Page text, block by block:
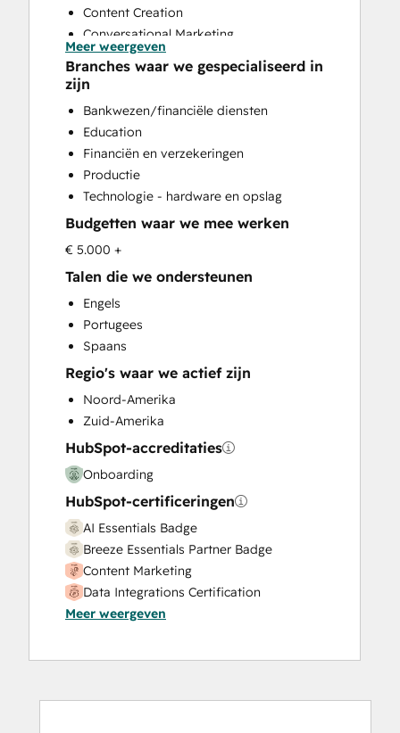
Content Creation
Conversational Marketing
CRM Implementation
CRM Migration
Customer Marketing
Customer Success Training
Customer Support Training
Customer Survey and Analysis
Email Marketing
Full Inbound Marketing Services
Help Desk Implementation
Knowledge Base Development
Sales and Marketing Alignment
Sales Coaching and Training
Sales Enablement
Search Engine Optimization
Social Media
Video Production
Website Design
Website Development
Website Migration
Meer weergeven
Branches waar we gespecialiseerd in
zijn
Bankwezen/financiële diensten
Education
Financiën en verzekeringen
Productie
Technologie - hardware en opslag
Budgetten waar we mee werken
€ 5.000 +
Talen die we ondersteunen
Engels
Portugees
Spaans
Regio's waar we actief zijn
Noord-Amerika
Zuid-Amerika
HubSpot-accreditaties
Onboarding
HubSpot-certificeringen
AI Essentials Badge
Breeze Essentials Partner Badge
Content Marketing
Data Integrations Certification
Digital Marketing
Frictionless Sales
HubSpot Reporting
Meer weergeven